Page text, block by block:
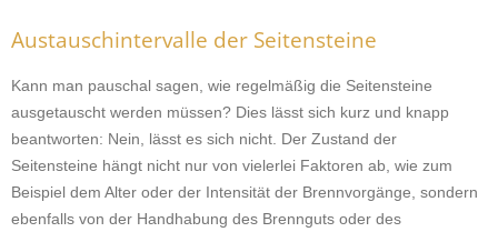
Austauschintervalle der Seitensteine
Kann man pauschal sagen, wie regelmäßig die Seitensteine
ausgetauscht werden müssen? Dies lässt sich kurz und knapp
beantworten: Nein, lässt es sich nicht. Der Zustand der
Seitensteine hängt nicht nur von vielerlei Faktoren ab, wie zum
Beispiel dem Alter oder der Intensität der Brennvorgänge, sondern
ebenfalls von der Handhabung des Brennguts oder des